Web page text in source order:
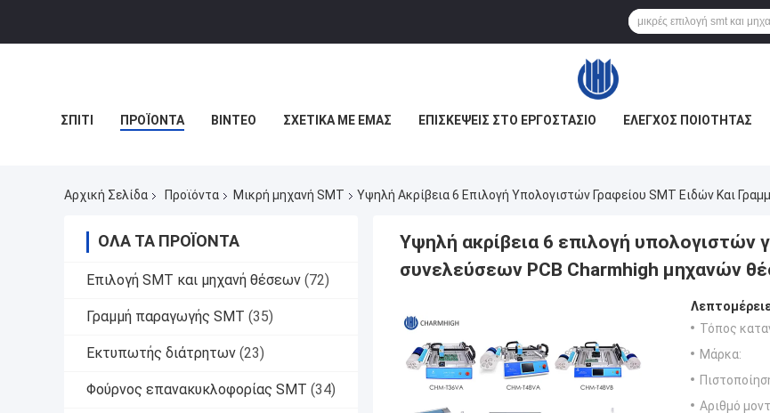
ΣΠΊΤΙ ΠΡΟΪΌΝΤΑ ΒΊΝΤΕΟ ΣΧΕΤΙΚΆ ΜΕ ΕΜΆΣ ΕΠΙΣΚΈΨΕΙΣ ΣΤΟ ΕΡΓΟΣΤΆΣΙΟ ΈΛΕΓΧΟΣ ΠΟΙΌΤΗΤΑΣ
Αρχική Σελίδα Προϊόντα Μικρή μηχανή SMT Υψηλή Ακρίβεια 6 Επιλογή Υπολογιστών Γραφείου SMT Ειδών Και
ΌΛΑ ΤΑ ΠΡΟΪΌΝΤΑ
Επιλογή SMT και μηχανή θέσεων (72)
Γραμμή παραγωγής SMT (35)
Εκτυπωτής διάτρητων (23)
Φούρνος επανακυκλοφορίας SMT (34)
Υψηλή ακρίβεια 6 επιλογή υπολογιστών
συνελεύσεων PCB Charmhigh μηχανών
Τόπος
Μάρκα:
Αριθμό